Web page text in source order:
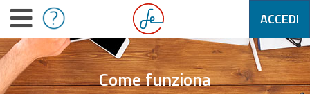
ACCEDI
Come funziona